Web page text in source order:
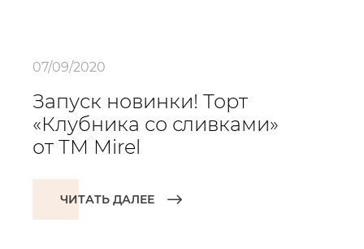
07/09/2020
Запуск новинки! Торт
«Клубника со сливками»
от ТМ Mirel
ЧИТАТЬ ДАЛЕЕ